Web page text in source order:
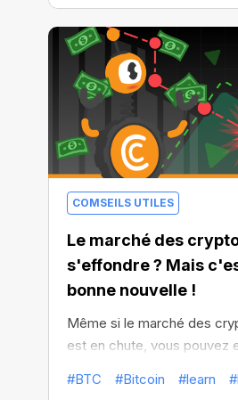
COMSEILS UTILES
Le marché des
s'effondre ? Mais
bonne nouvelle !
Même si le marché des
est en chute, vous pouvez
#BTC #Bitcoin #learn